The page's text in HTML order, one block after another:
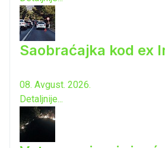
Saobraćajka kod ex
08. Avgust. 2026.
Detaljnije...